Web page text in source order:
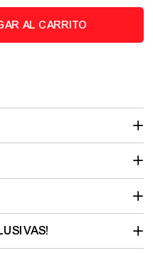
AL CARRITO